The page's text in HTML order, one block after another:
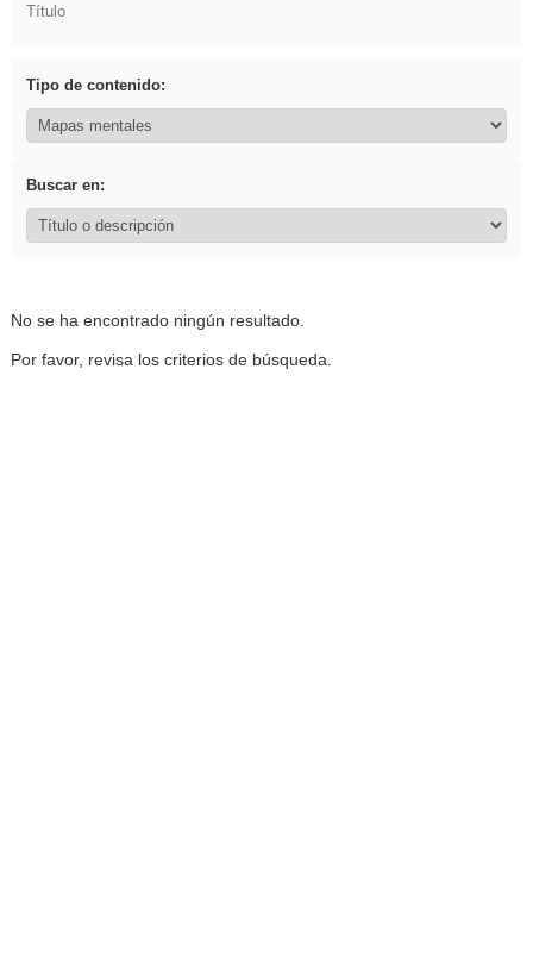
Título
Tipo de contenido:
Buscar en:
No se ha encontrado ningún resultado.
Por favor, revisa los criterios de búsqueda.